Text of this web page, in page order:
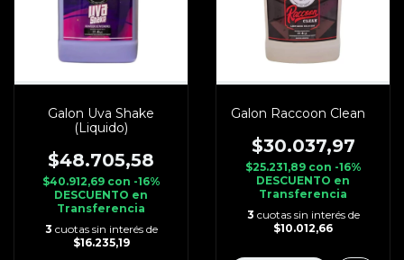
Galon Uva Shake
(Liquido)
$48.705,58
$40.912,69 con -16%
DESCUENTO en
Transferencia
3 cuotas sin interés de
$16.235,19
Galon Raccoon Clean
$30.037,97
$25.231,89 con -16%
DESCUENTO en
Transferencia
3 cuotas sin interés de
$10.012,66